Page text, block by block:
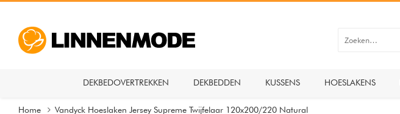
DEKBEDOVERTREKKEN DEKBEDDEN KUSSENS HOESLAKENS
Home Vandyck Hoeslaken Jersey Supreme Twijfelaar 120x200/220 Natural